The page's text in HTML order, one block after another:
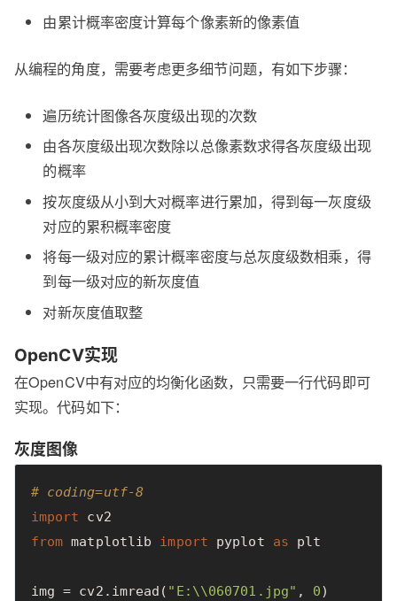
由累计概率密度计算每个像素新的像素值
从编程的角度，需要考虑更多细节问题，有如下步骤：
遍历统计图像各灰度级出现的次数
由各灰度级出现次数除以总像素数求得各灰度级出现
的概率
按灰度级从小到大对概率进行累加，得到每一灰度级
对应的累积概率密度
将每一级对应的累计概率密度与总灰度级数相乘，得
到每一级对应的新灰度值
对新灰度值取整
OpenCV实现
在OpenCV中有对应的均衡化函数，只需要一行代码即可
实现。代码如下：
灰度图像
# coding=utf-8
import
cv2
from matplotlib import pyplot as plt
img = cv2 . imread ( "E: \\060701.jpg" , 0)